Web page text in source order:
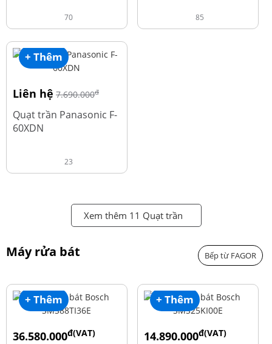
70 85
+ Thêm
Liên hệ 7.690.000đ
Quạt trần Panasonic F-
60XDN
23
Xem thêm 11 Quạt trần
Máy rửa bát Bếp từ FAGOR
+ Thêm
36.580.000đ(VAT)
+ Thêm
14.890.000đ(VAT)